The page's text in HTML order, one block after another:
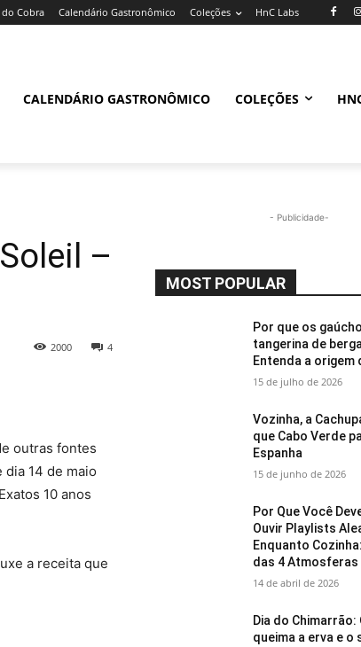
Cobra Calendário Gastronômico Coleções HnC Labs
CALENDÁRIO GASTRONÔMICO COLEÇÕES
–
4
2000
outras fontes
14 de maio
10 anos
a receita que
- Publicidade-
MOST POPULAR
Por que os
tangerina de
Entenda a origem
15 de julho de 2026
Vozinha, a
que Cabo Verde
Espanha
15 de junho de 2026
Por Que Você
Ouvir Playlists
Enquanto
das 4 Atmosferas
14 de abril de 2026
Dia do Chimarrão:
queima a erva e o